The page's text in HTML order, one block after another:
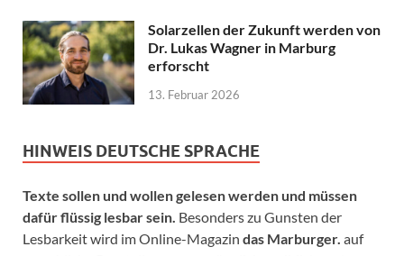
Solarzellen der Zukunft werden von
Dr. Lukas Wagner in Marburg
erforscht
13. Februar 2026
HINWEIS DEUTSCHE SPRACHE
Texte sollen und wollen gelesen werden und müssen
dafür flüssig lesbar sein. Besonders zu Gunsten der
Lesbarkeit wird im Online-Magazin das Marburger. auf